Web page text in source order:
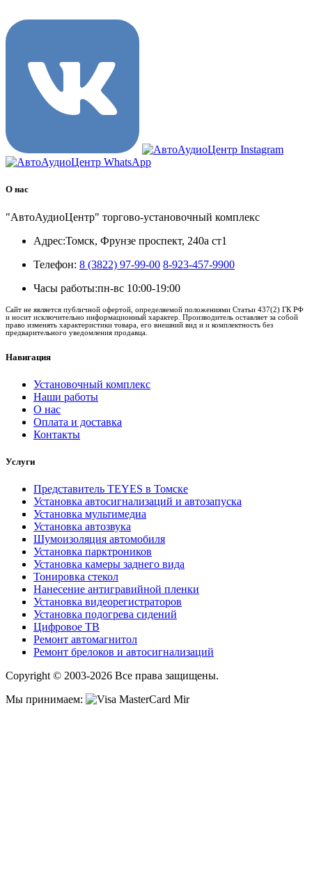
О нас
"АвтоАудиоЦентр" торгово-установочный комплекс
Адрес:Томск, Фрунзе проспект, 240а ст1
Телефон: 8 (3822) 97-99-00 8-923-457-9900
Часы работы:пн-вс 10:00-19:00
Сайт не является публичной офертой, определяемой положениями Статьи 437(2) ГК РФ
и носит исключительно информационный характер. Производитель оставляет за собой
право изменять характеристики товара, его внешний вид и и комплектность без
предварительного уведомления продавца.
Навигация
Установочный комплекс
Наши работы
О нас
Оплата и доставка
Контакты
Услуги
Представитель TEYES в Томске
Установка автосигнализаций и автозапуска
Установка мультимедиа
Установка автозвука
Шумоизоляция автомобиля
Установка парктроников
Установка камеры заднего вида
Тонировка стекол
Нанесение антигравийной пленки
Установка видеорегистраторов
Установка подогрева сидений
Цифровое ТВ
Ремонт автомагнитол
Ремонт брелоков и автосигнализаций
Copyright © 2003-2026 Все права защищены.
Мы принимаем: